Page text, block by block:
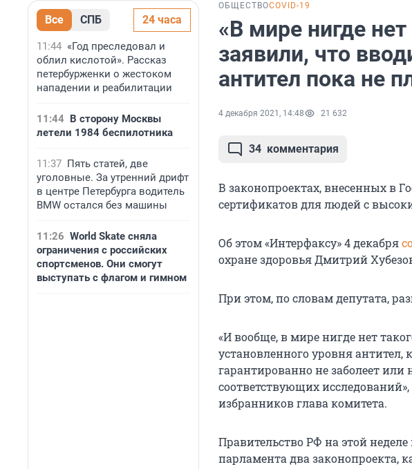
Все СПБ 24 часа
11:44 «Год преследовал и
облил кислотой». Рассказ
петербурженки о жестоком
нападении и реабилитации
11:44 В сторону Москвы
летели 1984 беспилотника
11:37 Пять статей, две
уголовные. За утренний дрифт
в центре Петербурга водитель
BMW остался без машины
11:26 World Skate сняла
ограничения с российских
спортсменов. Они смогут
выступать с флагом и гимном
ОБЩЕСТВОCOVID-19
«В мире нигде
заявили, что
антител пока не
4 декабря 2021, 14:48 21 632
34 комментария
В законопроектах, внесенных в
сертификатов для людей с
Об этом «Интерфаксу» 4 декабря
охране здоровья Дмитрий
При этом, по словам депутата,
«И вообще, в мире нигде нет
установленного уровня антител,
гарантированно не заболеет
соответствующих
избранников глава комитета.
Правительство РФ на этой
парламента два законопроекта,